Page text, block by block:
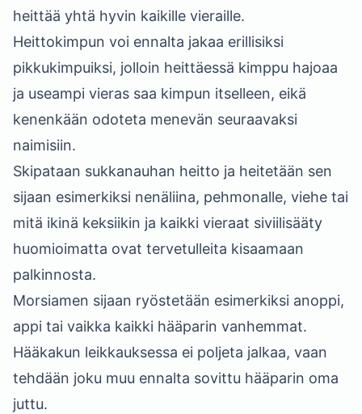
heittää yhtä hyvin kaikille vieraille.
Heittokimpun voi ennalta jakaa erillisiksi
pikkukimpuiksi, jolloin heittäessä kimppu hajoaa
ja useampi vieras saa kimpun itselleen, eikä
kenenkään odoteta menevän seuraavaksi
naimisiin.
Skipataan sukkanauhan heitto ja heitetään sen
sijaan esimerkiksi nenäliina, pehmonalle, viehe tai
mitä ikinä keksiikin ja kaikki vieraat siviilisääty
huomioimatta ovat tervetulleita kisaamaan
palkinnosta.
Morsiamen sijaan ryöstetään esimerkiksi anoppi,
appi tai vaikka kaikki hääparin vanhemmat.
Hääkakun leikkauksessa ei poljeta jalkaa, vaan
tehdään joku muu ennalta sovittu hääparin oma
juttu.